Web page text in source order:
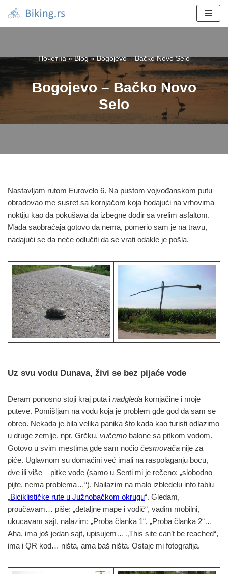
Skoči
Почетна»Blog»Bogojevo – Bačko Novo Selo
Bogojevo – Bačko Novo
Selo
Nastavljam rutom Eurovelo 6. Na pustom vojvođanskom putu
obradovao me susret sa kornjačom koja hodajući na vrhovima
noktiju kao da pokušava da izbegne dodir sa vrelim asfaltom.
Mada saobraćaja gotovo da nema, pomerio sam je na travu,
nadajući se da neće odlučiti da se vrati odakle je pošla.
Uz svu vodu Dunava, živi se bez pijaće vode
Đeram ponosno stoji kraj puta i nadgleda kornjačine i moje
puteve. Pomišljam na vodu koja je problem gde god da sam se
obreo. Nekada je bila velika panika što kada kao turisti odlazimo
u druge zemlje, npr. Grčku, vučemo balone sa pitkom vodom.
Gotovo u svim mestima gde sam noćio česmovača nije za
piće. Uglavnom su domaćini već imali na raspolaganju bocu,
dve ili više – pitke vode (samo u Senti mi je rečeno: „slobodno
pijte, nema problema…“). Nailazim na malo izbledelu info tablu
„Biciklističke rute u Južnobačkom okrugu“. Gledam,
proučavam… piše: „detaljne mape i vodič“, vadim mobilni,
ukucavam sajt, nalazim: „Proba članka 1“, „Proba članka 2“…
Aha, ima još jedan sajt, upisujem… „This site can’t be reached“,
ima i QR kod… ništa, ama baš ništa. Ostaje mi fotografija.